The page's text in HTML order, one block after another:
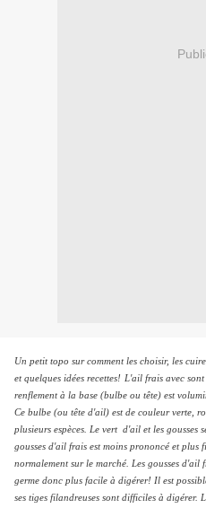
Un petit topo sur comment les choisir, les
et quelques idées recettes! L'ail frais avec
renflement à la base (bulbe ou tête) est
Ce bulbe (ou tête d'ail) est de couleur verte,
plusieurs espèces. Le vert d'ail et les gousses
gousses d'ail frais est moins prononcé et
normalement sur le marché. Les gousses d'ail
germe donc plus facile à digérer! Il est
ses tiges filandreuses sont difficiles à digérer.